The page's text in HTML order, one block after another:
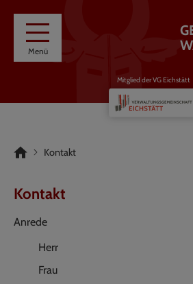
Menü
Mitglied der VG Eichstätt
Kontakt
Kontakt
Anrede
Herr
Frau